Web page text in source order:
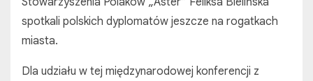
spotkali polskich dyplomatów jeszcze na rogatkach
miasta.
Dla udziału w tej międzynarodowej konferencji z